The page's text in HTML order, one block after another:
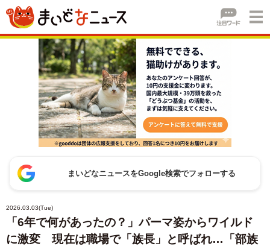
まいどなニュースをGoogle検索でフォローする
2026.03.03(Tue)
「6年で何があったの？」パーマ姿からワイルド
に激変 現在は職場で「族長」と呼ばれ…「部族